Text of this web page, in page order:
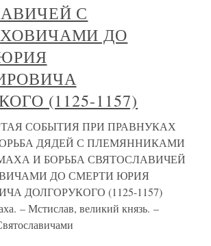
С
ДО
(1125-1157)
СОБЫТИЯ ПРИ ПРАВНУКАХ
ДЯДЕЙ С ПЛЕМЯННИКАМИ
И БОРЬБА СВЯТОСЛАВИЧЕЙ
ДО СМЕРТИ ЮРИЯ
ДОЛГОРУКОГО (1125-1157)
– Мстислав, великий князь. –